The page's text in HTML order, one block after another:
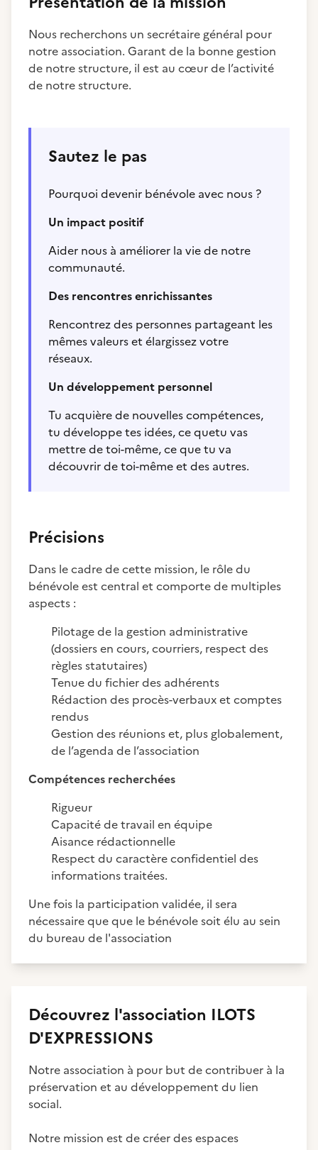
Nous recherchons un secrétaire général pour
notre association. Garant de la bonne gestion
de notre structure, il est au cœur de l’activité
de notre structure.
Sautez le pas
Pourquoi devenir bénévole avec nous ?
Un impact positif
Aider nous à améliorer la vie de notre
communauté.
Des rencontres enrichissantes
Rencontrez des personnes partageant les
mêmes valeurs et élargissez votre
réseaux.
Un développement personnel
Tu acquière de nouvelles compétences,
tu développe tes idées, ce quetu vas
mettre de toi-même, ce que tu va
découvrir de toi-même et des autres.
Précisions
Dans le cadre de cette mission, le rôle du
bénévole est central et comporte de multiples
aspects :
Pilotage de la gestion administrative
(dossiers en cours, courriers, respect des
règles statutaires)
Tenue du fichier des adhérents
Rédaction des procès-verbaux et comptes
rendus
Gestion des réunions et, plus globalement,
de l’agenda de l’association
Compétences recherchées
Rigueur
Capacité de travail en équipe
Aisance rédactionnelle
Respect du caractère confidentiel des
informations traitées.
Une fois la participation validée, il sera
nécessaire que que le bénévole soit élu au sein
du bureau de l'association
Découvrez l'association ILOTS
D'EXPRESSIONS
Notre association à pour but de contribuer à la
préservation et au développement du lien
social.
Notre mission est de créer des espaces